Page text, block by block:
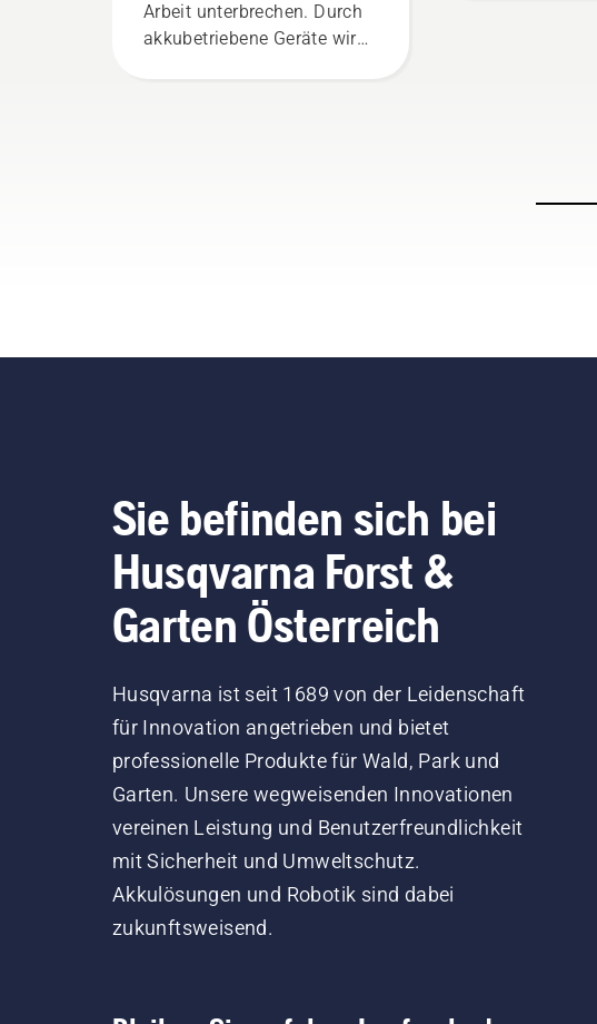
Arbeit unterbrechen. Durch
akkubetriebene Geräte wird
Sie befinden sich bei
Husqvarna Forst &
Garten Österreich
Husqvarna ist seit 1689 von der Leidenschaft
für Innovation angetrieben und bietet
professionelle Produkte für Wald, Park und
Garten. Unsere wegweisenden Innovationen
vereinen Leistung und Benutzerfreundlichkeit
mit Sicherheit und Umweltschutz.
Akkulösungen und Robotik sind dabei
zukunftsweisend.